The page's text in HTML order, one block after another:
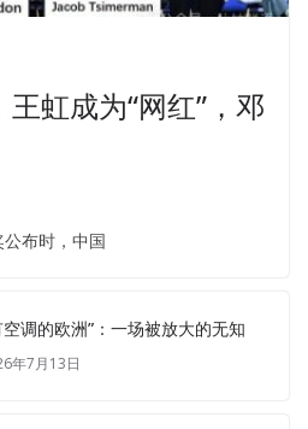
虹成为“网红”，邓
布时，中国
空调的欧洲”：一场被放大的无知
年7月13日